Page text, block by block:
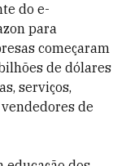
do e-
para
começaram
de dólares
serviços,
de